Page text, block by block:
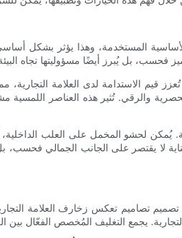
المستخدمة، وهذا يؤثر بشكل
تُعزز قيم الاستدامة لدى العلامة
والرقي. تُثير هذه العناصر اللمسية
لحشو المخمل على العلب الداخلية،
لا يقتصر على الجانب الجمالي
تصاميم تعكس زخارف العلامة